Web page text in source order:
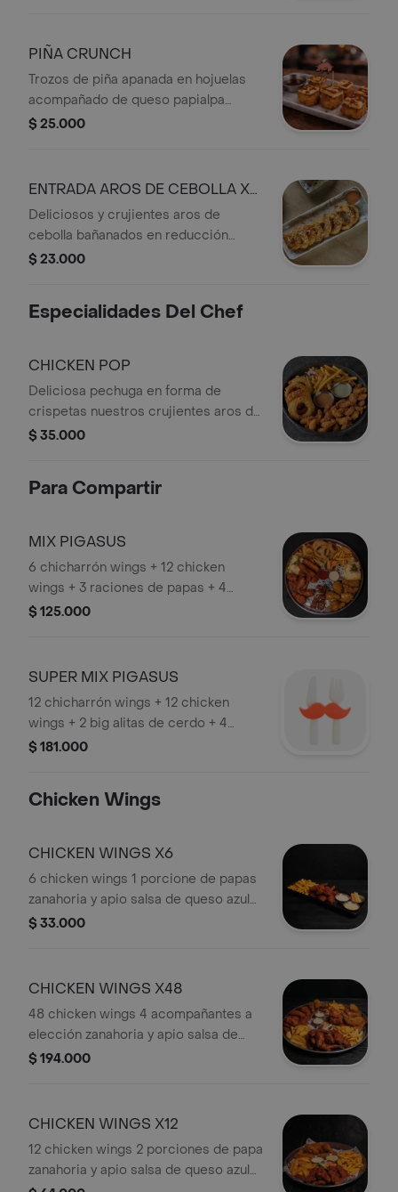
PIÑA CRUNCH
Trozos de piña apanada en hojuelas
acompañado de queso papialpa
asada y reducción de vino.
$ 25.000
ENTRADA AROS DE CEBOLLA X
10 UNDS
Deliciosos y crujientes aros de
cebolla bañanados en reducción
balsámica ralladura de queso grana
$ 23.000
Especialidades Del Chef
CHICKEN POP
Deliciosa pechuga en forma de
crispetas nuestros crujientes aros de
cebolla papas a la francesa.
$ 35.000
Para Compartir
MIX PIGASUS
6 chicharrón wings + 12 chicken
wings + 3 raciones de papas + 4
mazorcas + queso papialpa + salsa de
$ 125.000
SUPER MIX PIGASUS
12 chicharrón wings + 12 chicken
wings + 2 big alitas de cerdo + 4
raciones de papas + 4 mazorcas +
$ 181.000
Chicken Wings
CHICKEN WINGS X6
6 chicken wings 1 porcione de papas
zanahoria y apio salsa de queso azul
alioli de ajo y salsa a elección
$ 33.000
CHICKEN WINGS X48
48 chicken wings 4 acompañantes a
elección zanahoria y apio salsa de
queso azul alioli de ajo 4 salsas a
$ 194.000
CHICKEN WINGS X12
12 chicken wings 2 porciones de papa
zanahoria y apio salsa de queso azul